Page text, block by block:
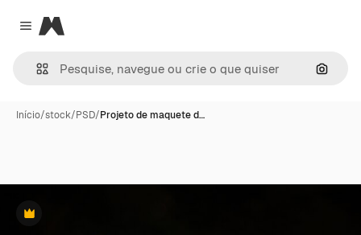
Close menu
Magnific
Início/stock/PSD/Projeto de maquete d…
Premium